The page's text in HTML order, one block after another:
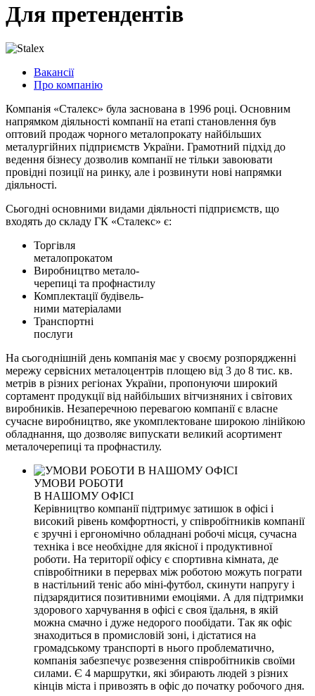
Для претендентів
Вакансії
Про компанію
Компанія «Сталекс» була заснована в 1996 році. Основним
напрямком діяльності компанії на етапі становлення був
оптовий продаж чорного металопрокату найбільших
металургійних підприємств України. Грамотний підхід до
ведення бізнесу дозволив компанії не тільки завоювати
провідні позиції на ринку, але і розвинути нові напрямки
діяльності.
Сьогодні основними видами діяльності підприємств, що
входять до складу ГК «Сталекс» є:
Торгівля
металопрокатом
Виробництво метало-
черепиці та профнастилу
Комплектації будівель-
ними матеріалами
Транспортні
послуги
На сьогоднішній день компанія має у своєму розпорядженні
мережу сервісних металоцентрів площею від 3 до 8 тис. кв.
метрів в різних регіонах України, пропонуючи широкий
сортамент продукції від найбільших вітчизняних і світових
виробників. Незаперечною перевагою компанії є власне
сучасне виробництво, яке укомплектоване широкою лінійкою
обладнання, що дозволяє випускати великий асортимент
металочерепиці та профнастилу.
УМОВИ РОБОТИ
В НАШОМУ ОФІСІ
Керівництво компанії підтримує затишок в офісі і
високий рівень комфортності, у співробітників компанії
є зручні і ергономічно обладнані робочі місця, сучасна
техніка і все необхідне для якісної і продуктивної
роботи. На території офісу є спортивна кімната, де
співробітники в перервах між роботою можуть пограти
в настільний теніс або міні-футбол, скинути напругу і
підзарядитися позитивними емоціями. А для підтримки
здорового харчування в офісі є своя їдальня, в якій
можна смачно і дуже недорого пообідати. Так як офіс
знаходиться в промисловій зоні, і дістатися на
громадському транспорті в нього проблематично,
компанія забезпечує розвезення співробітників своїми
силами. Є 4 маршрутки, які збирають людей з різних
кінців міста і привозять в офіс до початку робочого дня.